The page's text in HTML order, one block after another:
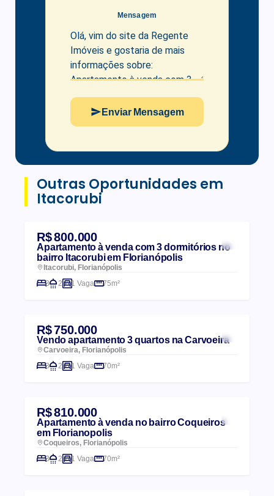
Mensagem
Enviar Mensagem
Outras Oportunidades em
Itacorubi
R$ 800.000
Apartamento à venda com 3 dormitórios no
bairro Itacorubi em Florianópolis
Itacorubi, Florianópolis
3
2 1 Vaga 75m²
R$ 750.000
Vendo apartamento 3 quartos na Carvoeira
Carvoeira, Florianópolis
3
2 1 Vaga 70m²
R$ 810.000
Apartamento à venda no bairro Coqueiros
em Florianopolis
Coqueiros, Florianópolis
3
2 1 Vaga 70m²